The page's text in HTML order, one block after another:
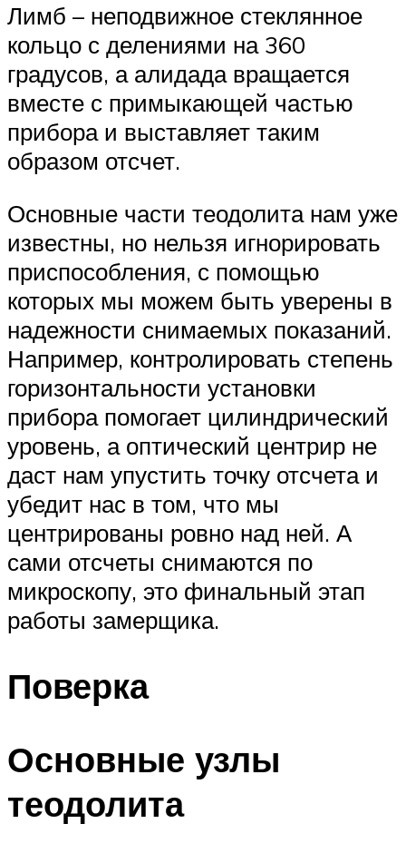
Лимб – неподвижное стеклянное
кольцо с делениями на 360
градусов, а алидада вращается
вместе с примыкающей частью
прибора и выставляет таким
образом отсчет.
Основные части теодолита нам уже
известны, но нельзя игнорировать
приспособления, с помощью
которых мы можем быть уверены в
надежности снимаемых показаний.
Например, контролировать степень
горизонтальности установки
прибора помогает цилиндрический
уровень, а оптический центрир не
даст нам упустить точку отсчета и
убедит нас в том, что мы
центрированы ровно над ней. А
сами отсчеты снимаются по
микроскопу, это финальный этап
работы замерщика.
Поверка
Основные узлы
теодолита